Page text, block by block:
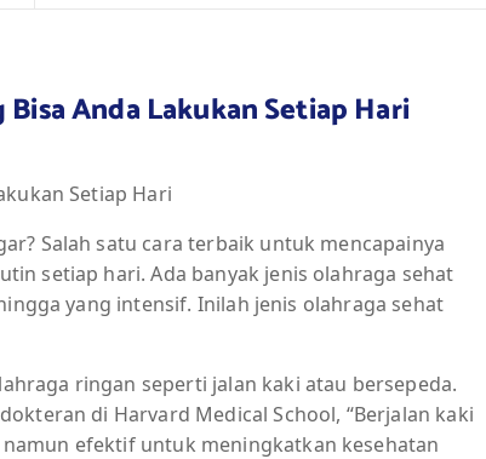
Anda Lakukan Setiap Hari
Setiap Hari
Salah satu cara terbaik untuk mencapainya
setiap hari. Ada banyak jenis olahraga sehat
yang intensif. Inilah jenis olahraga sehat
ringan seperti jalan kaki atau bersepeda.
di Harvard Medical School, “Berjalan kaki
efektif untuk meningkatkan kesehatan